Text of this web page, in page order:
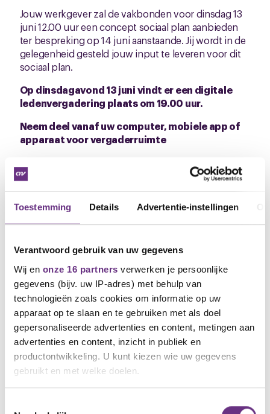
Toestemming Details Advertentie-instellingen
Verantwoord gebruik van uw gegevens
Wij en onze 16 partners verwerken je persoonlijke
gegevens (bijv. uw IP-adres) met behulp van
technologieën zoals cookies om informatie op uw
apparaat op te slaan en te gebruiken met als doel
gepersonaliseerde advertenties en content, metingen aan
advertenties en content, inzicht in publiek en
productontwikkeling. U kunt kiezen wie uw gegevens
gebruikt en met welke doelen.
Jouw werkgever zal de vakbonden voor dinsdag 13
juni 12.00 uur een concept sociaal plan aanbieden
ter bespreking op 14 juni aanstaande. Jij wordt in de
gelegenheid gesteld jouw input te leveren voor dit
sociaal plan.
Op dinsdagavond 13 juni vindt er een digitale
ledenvergadering plaats om 19.00 uur.
Neem deel vanaf uw computer, mobiele app of
apparaat voor vergaderruimte
Je cao online
Op de cao-pagina van Bosch TT kun jij het hele cao-
cao-traject.Ga direct naar jouw cao-pagina
Maak je collega lid!
Ben je blij met ons? Je kunt ons helpen om nog
meer mensen blij te maken. Zoals een nog niet
georganiseerde collega. Hoe meer leden we
hebben, hoe beter we kunnen onderhandelen over
jouw arbeidsvoorwaarden. Een nieuw lid aanmelden
gaat heel eenvoudig, en je krijgt er zelf ook nog iets
moois voor terug. Ga voor informatie en
Sluit je aan | Lid worden | CNV